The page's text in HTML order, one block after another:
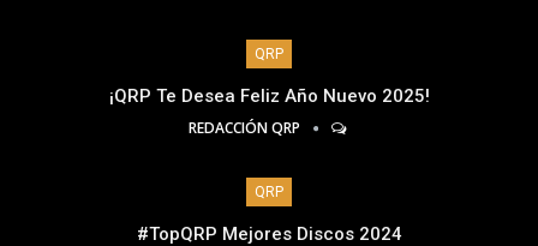
QRP
¡QRP Te Desea Feliz Año Nuevo 2025!
REDACCIÓN QRP
QRP
#TopQRP Mejores Discos 2024